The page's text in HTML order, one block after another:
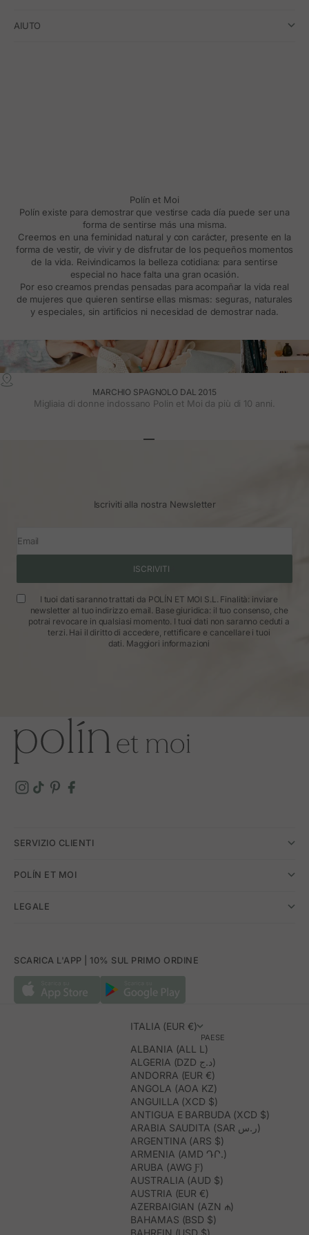
AIUTO
Polín et Moi
Polín existe para demostrar que vestirse cada día puede ser una
forma de sentirse más una misma.
Creemos en una feminidad natural y con carácter, presente en la
forma de vestir, de vivir y de disfrutar de los pequeños momentos
de la vida. Reivindicamos la belleza cotidiana: para sentirse
especial no hace falta una gran ocasión.
Por eso creamos prendas pensadas para acompañar la vida real
de mujeres que quieren sentirse ellas mismas: seguras, naturales
y especiales, sin artificios ni necesidad de demostrar nada.
MARCHIO SPAGNOLO DAL 2015
Migliaia di donne indossano Polin et Moi da più di 10 anni.
Iscriviti alla nostra Newsletter
Email
ISCRIVITI
I tuoi dati saranno trattati da POLÍN ET MOI S.L. Finalità: inviare
newsletter al tuo indirizzo email. Base giuridica: il tuo consenso, che
potrai revocare in qualsiasi momento. I tuoi dati non saranno ceduti a
terzi. Hai il diritto di accedere, rettificare e cancellare i tuoi
dati. Maggiori informazioni
SERVIZIO CLIENTI
POLÍN ET MOI
LEGALE
SCARICA L'APP | 10% SUL PRIMO ORDINE
ITALIA (EUR €)
PAESE
ALBANIA (ALL L)
ALGERIA (DZD د.ج)
ANDORRA (EUR €)
ANGOLA (AOA KZ)
ANGUILLA (XCD $)
ANTIGUA E BARBUDA (XCD $)
ARABIA SAUDITA (SAR ر.س)
ARGENTINA (ARS $)
ARMENIA (AMD ԴՐ.)
ARUBA (AWG Ƒ)
AUSTRALIA (AUD $)
AUSTRIA (EUR €)
AZERBAIGIAN (AZN ₼)
BAHAMAS (BSD $)
BAHREIN (USD $)